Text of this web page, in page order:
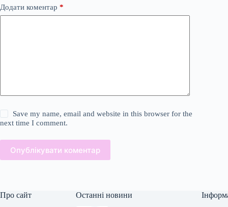
Додати коментар *
Save my name, email and website in this browser for the
next time I comment.
Опублікувати коментар
Про сайт
Останні новини